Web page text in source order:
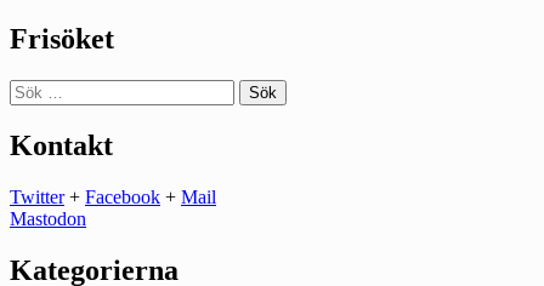
Frisöket
Sök
efter:
Kontakt
Twitter+ Facebook + Mail
Mastodon
Kategorierna